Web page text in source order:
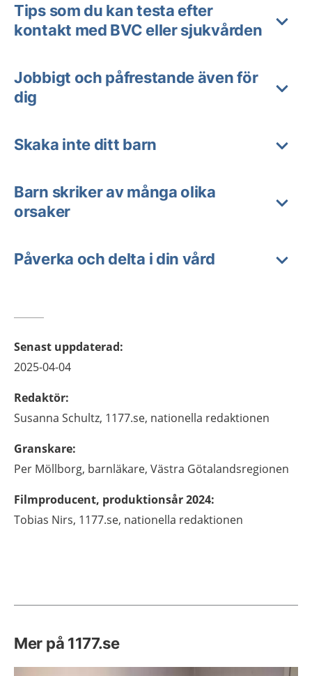
Tips som du kan testa efter
kontakt med BVC eller sjukvården
Jobbigt och påfrestande även för
dig
Skaka inte ditt barn
Barn skriker av många olika
orsaker
Påverka och delta i din vård
Senast uppdaterad:
2025-04-04
Redaktör:
Susanna Schultz, 1177.se, nationella redaktionen
Granskare:
Per Möllborg, barnläkare, Västra Götalandsregionen
Filmproducent, produktionsår 2024:
Tobias Nirs, 1177.se, nationella redaktionen
Mer på 1177.se